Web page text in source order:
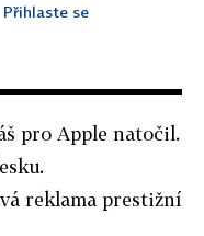
Přihlaste se
pro Apple natočil.
reklama prestižní